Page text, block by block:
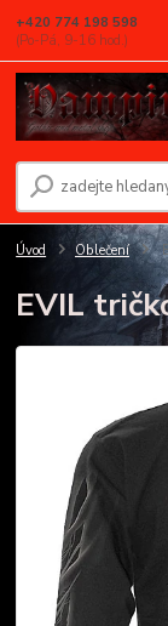
+420 774 198 598
(Po-Pá, 9-16 hod.)
Úvod Oblečení
EVIL